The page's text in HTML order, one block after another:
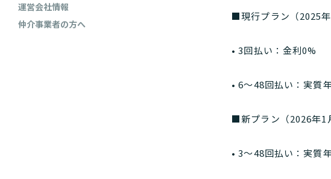
運営会社情報
仲介事業者の方へ
■現行プラン（2025年
• 3回払い：金利0%
• 6〜48回払い：実質
■新プラン（2026年1
• 3〜48回払い：実質